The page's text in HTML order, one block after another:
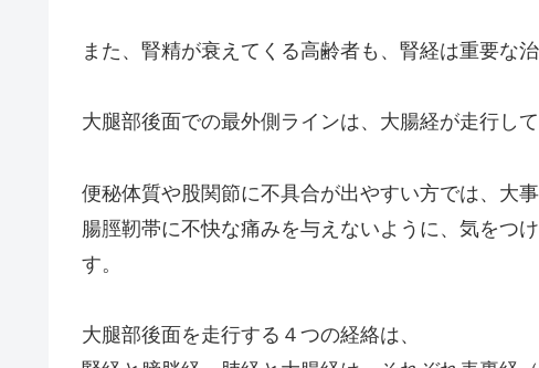
また、腎精が衰えてくる高齢者も、腎経は重要な
大腿部後面での最外側ラインは、大腸経が走行して
便秘体質や股関節に不具合が出やすい方では、大
腸脛靭帯に不快な痛みを与えないように、気をつ
す。
大腿部後面を走行する４つの経絡は、